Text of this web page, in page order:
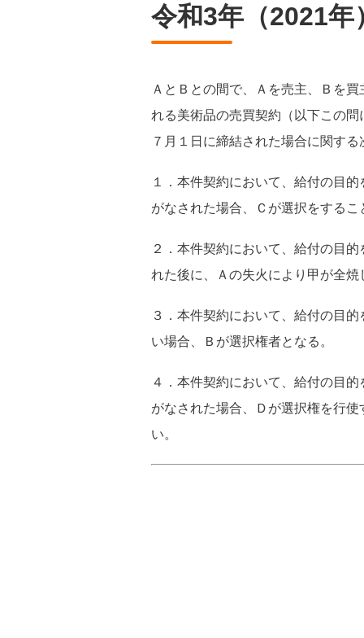
令和3年（2021年
ＡとＢとの間で、Ａを売主、Ｂを
れる美術品の売買契約（以下この
７月１日に締結された場合に関す
１．本件契約において、給付の目
がなされた場合、Ｃが選択をするこ
２．本件契約において、給付の目
れた後に、Ａの失火により甲が全焼
３．本件契約において、給付の目
い場合、Ｂが選択権者となる。
４．本件契約において、給付の目
がなされた場合、Ｄが選択権を行
い。